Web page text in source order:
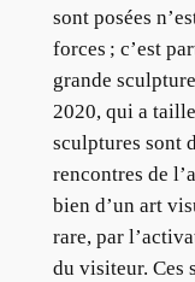
sont posées
forces ; c’est
grande sculpture
2020, qui a
sculptures sont
rencontres de
bien d’un art
rare, par
du visiteur. Ces